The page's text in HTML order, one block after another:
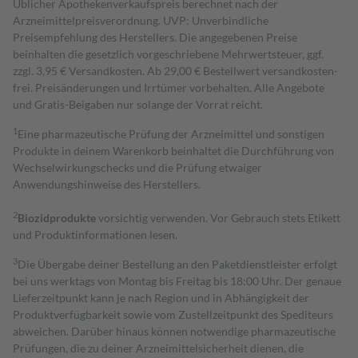
Üblicher Apothekenverkaufspreis berechnet nach der
Arzneimittelpreisverordnung. UVP: Unverbindliche
Preisempfehlung des Herstellers. Die angegebenen Preise
beinhalten die gesetzlich vorgeschriebene Mehrwertsteuer, ggf.
zzgl. 3,95 € Versandkosten. Ab 29,00 € Bestell­wert versand­kosten­
frei. Preisänderungen und Irrtümer vorbehalten. Alle Angebote
und Gratis-Beigaben nur solange der Vorrat reicht.
1 Eine pharmazeutische Prüfung der Arzneimittel und sonstigen
Produkte in deinem Warenkorb beinhaltet die Durchführung von
Wechselwirkungschecks und die Prüfung etwaiger
Anwendungshinweise des Herstellers.
2Biozidproduktevorsichtig verwenden. Vor Gebrauch stets Etikett
und Produktinformationen lesen.
3Die Übergabe deiner Bestellung an den Paketdienstleister erfolgt
bei uns werktags von Montag bis Freitag bis 18:00 Uhr. Der genaue
Lieferzeitpunkt kann je nach Region und in Abhängigkeit der
Produktverfügbarkeit sowie vom Zustellzeitpunkt des Spediteurs
abweichen. Darüber hinaus können notwendige pharmazeutische
Prüfungen, die zu deiner Arzneimittelsicherheit dienen, die